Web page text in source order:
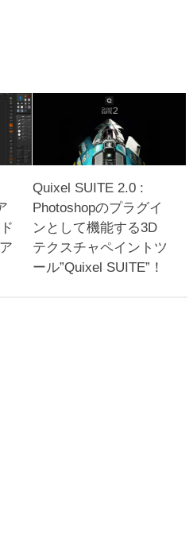
Quixel SUITE 2.0 :
Photoshopのプラグイ
ンとして機能する3D
テクスチャペイントツ
ール”Quixel SUITE”！